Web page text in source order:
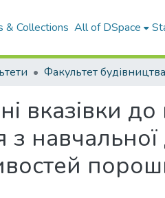
& Collections All of DSpace
вказівки
з